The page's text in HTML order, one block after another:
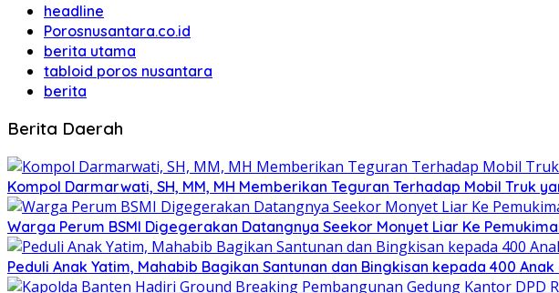
headline
Porosnusantara.co.id
berita utama
tabloid poros nusantara
berita
Berita Daerah
Kompol Darmarwati, SH, MM, MH Memberikan Teguran Terhadap Mobil Truk
Warga Perum BSMI Digegerakan Datangnya Seekor Monyet Liar Ke
Peduli Anak Yatim, Mahabib Bagikan Santunan dan Bingkisan kepada 400